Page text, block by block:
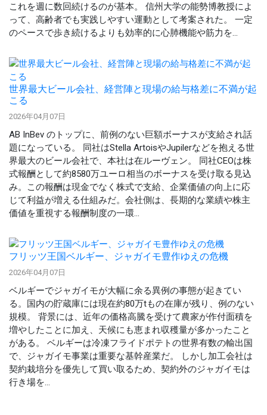
これを週に数回続けるのが基本。 信州大学の能勢博教授によ
って、高齢者でも実践しやすい運動として考案された。 一定
のペースで歩き続けるよりも効率的に心肺機能や筋力を...
世界最大ビール会社、経営陣と現場の給与格差に不満が起
こる
2026年04月07日
AB InBev のトップに、前例のない巨額ボーナスが支給され話
題になっている。 同社はStella ArtoisやJupilerなどを抱える世
界最大のビール会社で、本社は在ルーヴェン。 同社CEOは株
式報酬として約8580万ユーロ相当のボーナスを受け取る見込
み。この報酬は現金でなく株式で支給、企業価値の向上に応
じて利益が増える仕組みだ。会社側は、長期的な業績や株主
価値を重視する報酬制度の一環...
フリッツ王国ベルギー、ジャガイモ豊作ゆえの危機
2026年04月07日
ベルギーでジャガイモが大幅に余る異例の事態が起きてい
る。国内の貯蔵庫には現在約80万tもの在庫が残り、例のない
規模。 背景には、近年の価格高騰を受けて農家が作付面積を
増やしたことに加え、天候にも恵まれ収穫量が多かったこと
がある。 ベルギーは冷凍フライドポテトの世界有数の輸出国
で、ジャガイモ事業は重要な基幹産業だ。 しかし加工会社は
契約栽培分を優先して買い取るため、契約外のジャガイモは
行き場を...